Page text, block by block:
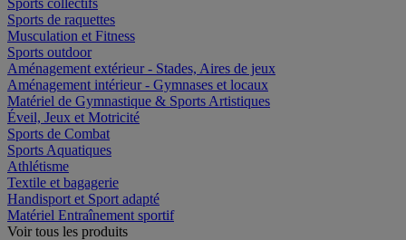
Sports de raquettes
Musculation et Fitness
Sports outdoor
Aménagement extérieur - Stades, Aires de jeux
Aménagement intérieur - Gymnases et locaux
Matériel de Gymnastique & Sports Artistiques
Éveil, Jeux et Motricité
Sports de Combat
Sports Aquatiques
Athlétisme
Textile et bagagerie
Handisport et Sport adapté
Matériel Entraînement sportif
Voir tous les produits